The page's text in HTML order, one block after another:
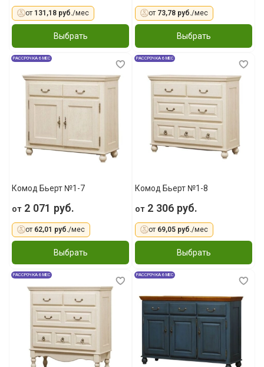
от 131,18 руб./мес
Выбрать
от 73,78 руб./мес
Выбрать
РАССРОЧКА 6 МЕС
Комод Бьерт №1-7
от2 071 руб.
от 62,01 руб./мес
Выбрать
РАССРОЧКА 6 МЕС
Комод Бьерт №1-8
от2 306 руб.
от 69,05 руб./мес
Выбрать
РАССРОЧКА 6 МЕС РАССРОЧКА 6 МЕС